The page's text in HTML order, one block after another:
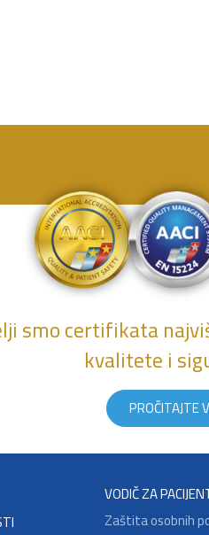
smo certifikata
kvalitete i
PROČITAJTE
VODIČ ZA
Zaštita osobnih